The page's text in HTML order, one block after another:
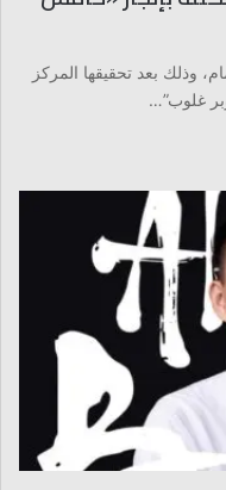
وذلك بعد تحقيقها المركز
غلوب”…